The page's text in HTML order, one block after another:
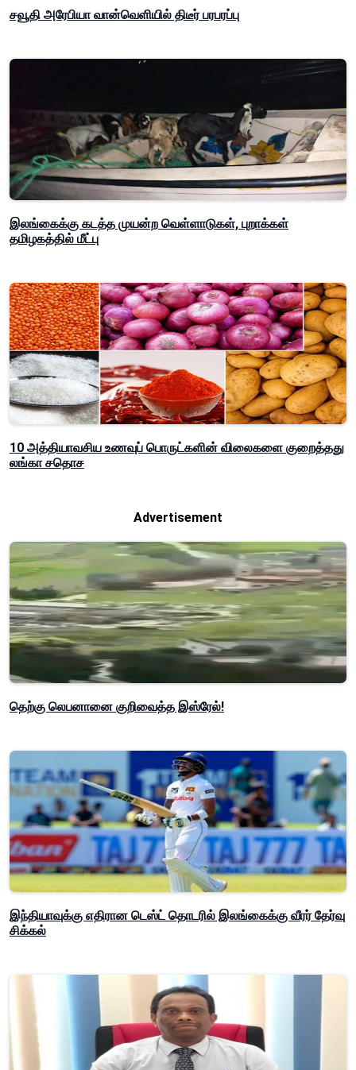
சவூதி அரேபியா வான்வெளியில் திடீர் பரபரப்பு
இலங்கைக்கு கடத்த முயன்ற வெள்ளாடுகள், புறாக்கள்
தமிழகத்தில் மீட்பு
10 அத்தியாவசிய உணவுப் பொருட்களின் விலைகளை குறைத்தது
லங்கா சதொச
Advertisement
தெற்கு லெபனானை குறிவைத்த இஸ்ரேல்!
இந்தியாவுக்கு எதிரான டெஸ்ட் தொடரில் இலங்கைக்கு வீரர் தேர்வு
சிக்கல்